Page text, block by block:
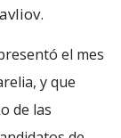
el mes
y que
de las